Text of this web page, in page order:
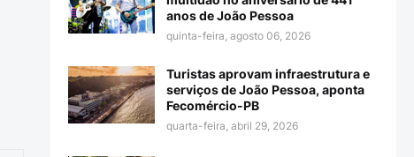
anos de João Pessoa
quinta-feira, agosto 06, 2026
Turistas aprovam infraestrutura e
serviços de João Pessoa, aponta
Fecomércio-PB
quarta-feira, abril 29, 2026